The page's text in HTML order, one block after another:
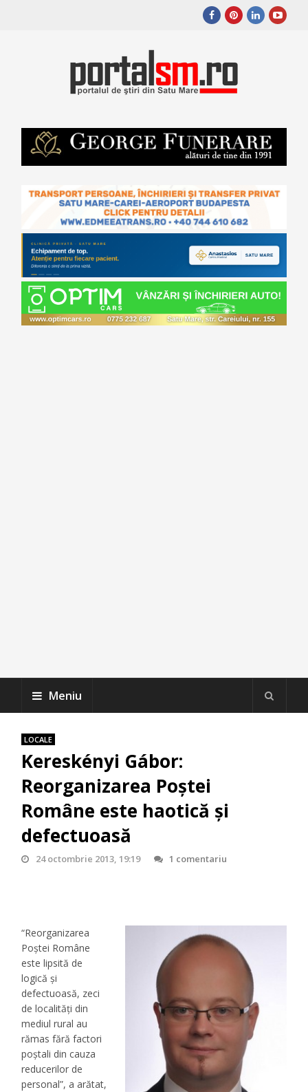
Meniu
LOCALE
Kereskényi Gábor:
Reorganizarea Poştei
Române este haotică şi
defectuoasă
24 octombrie 2013, 19:19 1 comentariu
“Reorganizarea
Poştei Române
este lipsită de
logică şi
defectuoasă, zeci
de localităţi din
mediul rural au
rămas fără factori
poştali din cauza
reducerilor de
personal”, a arătat,